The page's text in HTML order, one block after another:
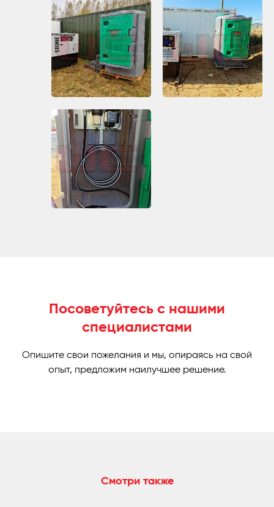
Посоветуйтесь с нашими
специалистами
Опишите свои пожелания и мы, опираясь на свой
опыт, предложим наилучшее решение.
Смотри также